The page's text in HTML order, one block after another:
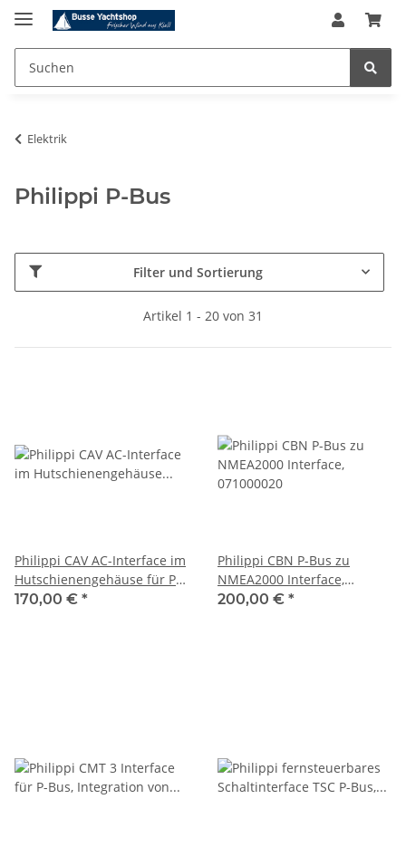
Elektrik
Philippi P-Bus
Filter und Sortierung
Artikel 1 - 20 von 31
Philippi CAV AC-Interface im
Hutschienengehäuse für P-
Bus, 071000230
170,00 € *
Philippi CBN P-Bus zu
NMEA2000 Interface,
071000020
200,00 € *